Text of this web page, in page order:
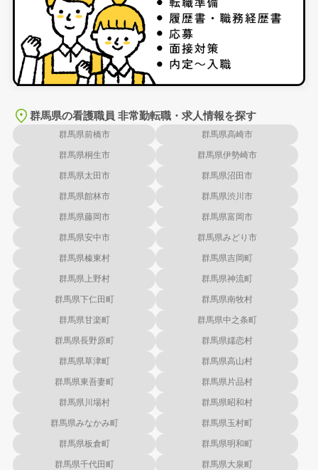
群馬県の看護職員 非常勤転職・求人情報を探す
群馬県前橋市 群馬県高崎市
群馬県桐生市 群馬県伊勢崎市
群馬県太田市 群馬県沼田市
群馬県館林市 群馬県渋川市
群馬県藤岡市 群馬県富岡市
群馬県安中市 群馬県みどり市
群馬県榛東村 群馬県吉岡町
群馬県上野村 群馬県神流町
群馬県下仁田町 群馬県南牧村
群馬県甘楽町 群馬県中之条町
群馬県長野原町 群馬県嬬恋村
群馬県草津町 群馬県高山村
群馬県東吾妻町 群馬県片品村
群馬県川場村 群馬県昭和村
群馬県みなかみ町 群馬県玉村町
群馬県板倉町 群馬県明和町
群馬県千代田町 群馬県大泉町